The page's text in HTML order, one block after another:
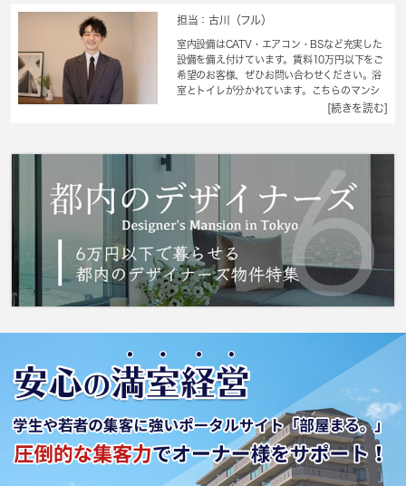
担当：古川（フル）
室内設備はCATV・エアコン・BSなど充実した
設備を備え付けています。賃料10万円以下をご
希望のお客様、ぜひお問い合わせください。浴
室とトイレが分かれています。こちらのマンシ
ョンは閑静な住宅地にあります。こちらはマン
わせください。当社では、お客様の希望条件合
[続きを読む]